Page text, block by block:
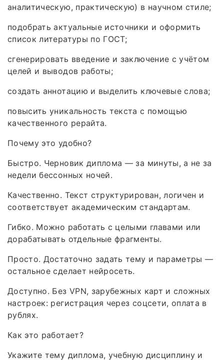
аналитическую, практическую) в научном стиле;
подобрать актуальные источники и оформить
список литературы по ГОСТ;
сгенерировать введение и заключение с учётом
целей и выводов работы;
создать аннотацию и выделить ключевые слова;
повысить уникальность текста с помощью
качественного рерайта.
Почему это удобно?
Быстро. Черновик диплома — за минуты, а не за
недели бессонных ночей.
Качественно. Текст структурирован, логичен и
соответствует академическим стандартам.
Гибко. Можно работать с целыми главами или
дорабатывать отдельные фрагменты.
Просто. Достаточно задать тему и параметры —
остальное сделает нейросеть.
Доступно. Без VPN, зарубежных карт и сложных
настроек: регистрация через соцсети, оплата в
рублях.
Как это работает?
Укажите тему диплома, учебную дисциплину и